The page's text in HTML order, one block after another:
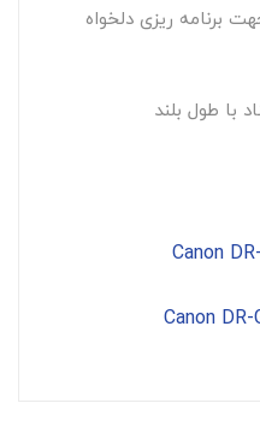
برنامه ریزی دلخواه
با طول بلند